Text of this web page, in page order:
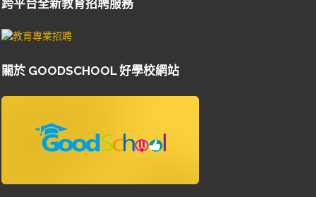
跨平台全新教育招聘服務
關於 GOODSCHOOL 好學校網站